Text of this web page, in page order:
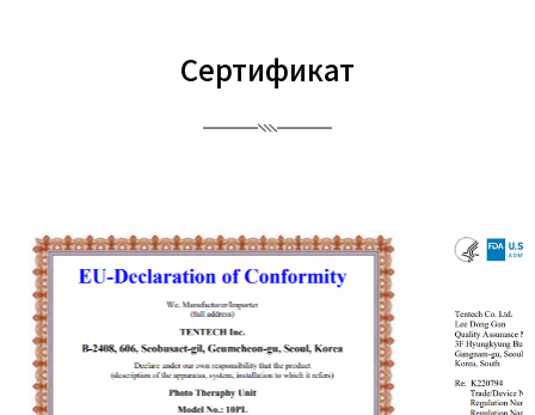
Сертификат